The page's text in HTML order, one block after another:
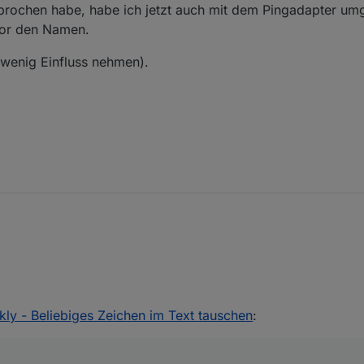
habe, habe ich jetzt auch mit dem Pingadapter
den Namen.
Einfluss nehmen).
unliebsame Zeichen aus einem Text zu entfernen um diese z.B. in
- Beliebiges Zeichen im Text tauschen: